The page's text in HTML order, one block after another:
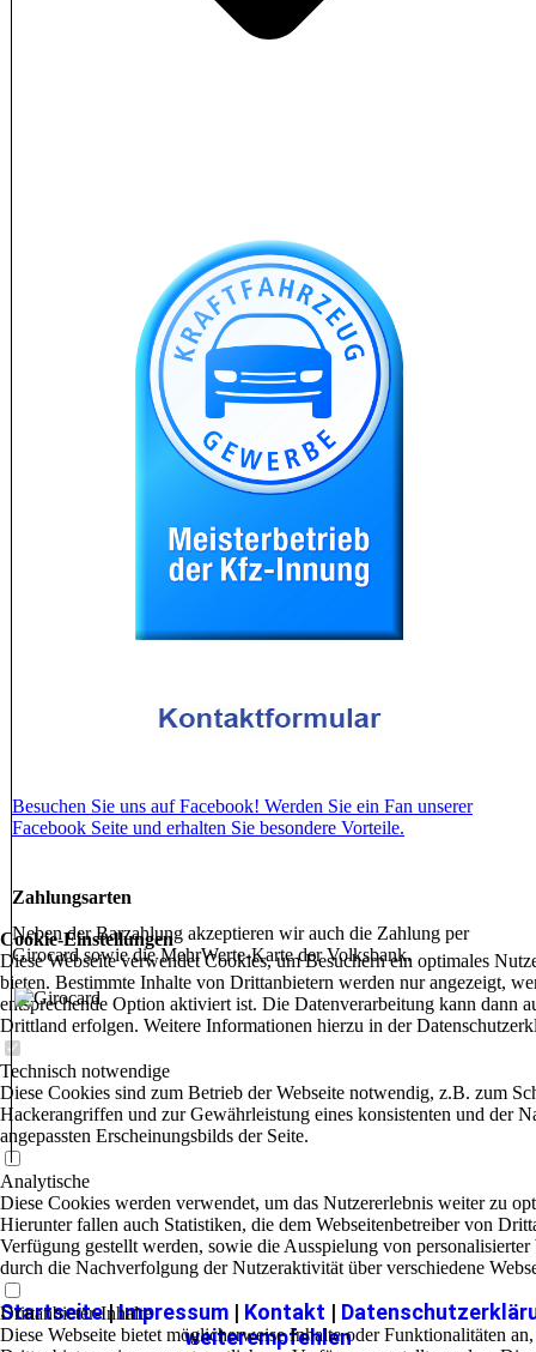
Besuchen Sie uns auf Facebook! Werden Sie ein Fan unserer
Facebook Seite und erhalten Sie besondere Vorteile.
Zahlungsarten
Neben der Barzahlung akzeptieren wir auch die Zahlung per
Girocard sowie die MehrWerte-Karte der Volksbank.
Startseite|Impressum | Kontakt |
weiterempfehlen
Cookie-Einstellungen
Diese Webseite verwendet Cookies, um Besuchern ein optimales
bieten. Bestimmte Inhalte von Drittanbietern werden nur angezeigt,
entsprechende Option aktiviert ist. Die Datenverarbeitung kann dann
Drittland erfolgen. Weitere Informationen hierzu in der
Technisch notwendige
Diese Cookies sind zum Betrieb der Webseite notwendig, z.B. zum
Hackerangriffen und zur Gewährleistung eines konsistenten und der
angepassten Erscheinungsbilds der Seite.
Analytische
Diese Cookies werden verwendet, um das Nutzererlebnis weiter zu
Hierunter fallen auch Statistiken, die dem Webseitenbetreiber von
Verfügung gestellt werden, sowie die Ausspielung von personalisierter
durch die Nachverfolgung der Nutzeraktivität über verschiedene
Drittanbieter-Inhalte
Diese Webseite bietet möglicherweise Inhalte oder Funktionalitäten